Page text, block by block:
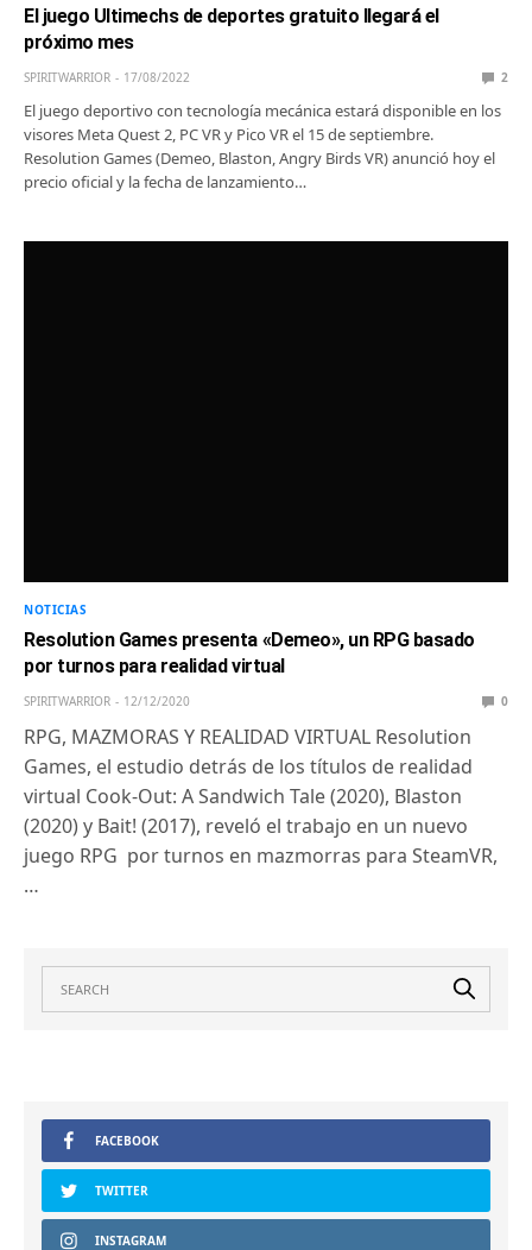
El juego Ultimechs de deportes gratuito llegará el
próximo mes
SPIRITWARRIOR 17/08/2022 2
El juego deportivo con tecnología mecánica estará disponible en los
visores Meta Quest 2, PC VR y Pico VR el 15 de septiembre.
Resolution Games (Demeo, Blaston, Angry Birds VR) anunció hoy el
precio oficial y la fecha de lanzamiento…
NOTICIAS
Resolution Games presenta «Demeo», un RPG basado
por turnos para realidad virtual
SPIRITWARRIOR 12/12/2020 0
RPG, MAZMORAS Y REALIDAD VIRTUAL Resolution
Games, el estudio detrás de los títulos de realidad
virtual Cook-Out: A Sandwich Tale (2020), Blaston
(2020) y Bait! (2017), reveló el trabajo en un nuevo
juego RPG por turnos en mazmorras para SteamVR,
…
FACEBOOK
TWITTER
INSTAGRAM